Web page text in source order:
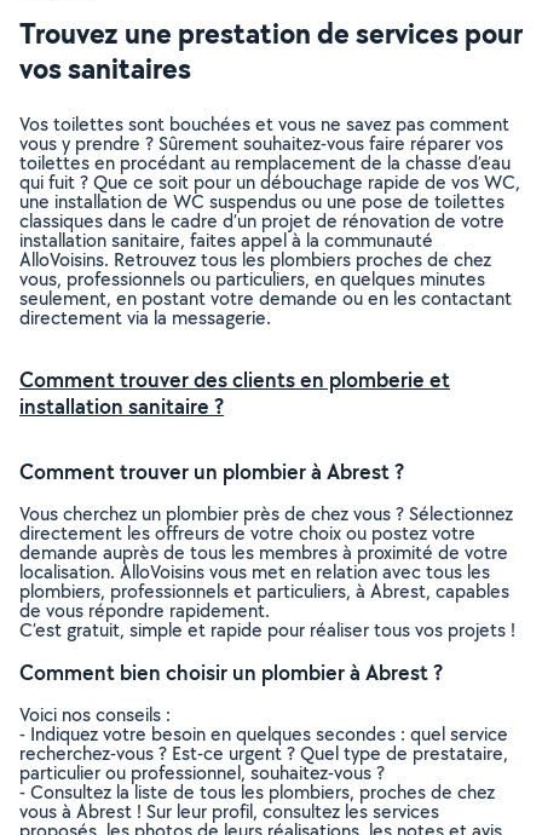
Trouvez une prestation de services pour
vos sanitaires
Vos toilettes sont bouchées et vous ne savez pas comment
vous y prendre ? Sûrement souhaitez-vous faire réparer vos
toilettes en procédant au remplacement de la chasse d’eau
qui fuit ? Que ce soit pour un débouchage rapide de vos WC,
une installation de WC suspendus ou une pose de toilettes
classiques dans le cadre d’un projet de rénovation de votre
installation sanitaire, faites appel à la communauté
AlloVoisins. Retrouvez tous les plombiers proches de chez
vous, professionnels ou particuliers, en quelques minutes
seulement, en postant votre demande ou en les contactant
directement via la messagerie.
Comment trouver des clients en plomberie et
installation sanitaire ?
Comment trouver un plombier à Abrest ?
Vous cherchez un plombier près de chez vous ? Sélectionnez
directement les offreurs de votre choix ou postez votre
demande auprès de tous les membres à proximité de votre
localisation. AlloVoisins vous met en relation avec tous les
plombiers, professionnels et particuliers, à Abrest, capables
de vous répondre rapidement.
C’est gratuit, simple et rapide pour réaliser tous vos projets !
Comment bien choisir un plombier à Abrest ?
Voici nos conseils :
- Indiquez votre besoin en quelques secondes : quel service
recherchez-vous ? Est-ce urgent ? Quel type de prestataire,
particulier ou professionnel, souhaitez-vous ?
- Consultez la liste de tous les plombiers, proches de chez
vous à Abrest ! Sur leur profil, consultez les services